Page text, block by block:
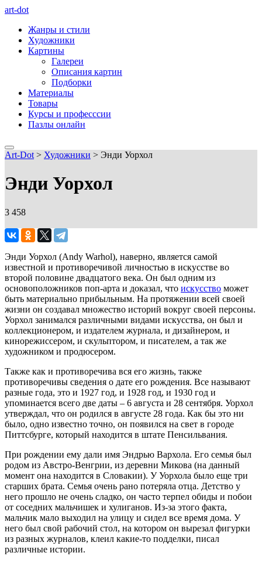
art-dot
Жанры и стили
Художники
Картины
Галереи
Описания картин
Подборки
Материалы
Товары
Курсы и професссии
Пазлы онлайн
Art-Dot > Художники > Энди Уорхол
Энди Уорхол
3 458
Энди Уорхол (Andy Warhol), наверно, является самой
известной и противоречивой личностью в искусстве во
второй половине двадцатого века. Он был одним из
основоположников поп-арта и доказал, что искусство может
быть материально прибыльным. На протяжении всей своей
жизни он создавал множество историй вокруг своей персоны.
Уорхол занимался различными видами искусства, он был и
коллекционером, и издателем журнала, и дизайнером, и
кинорежиссером, и скульптором, и писателем, а так же
художником и продюсером.
Также как и противоречива вся его жизнь, также
противоречивы сведения о дате его рождения. Все называют
разные года, это и 1927 год, и 1928 год, и 1930 год и
упоминается всего две даты – 6 августа и 28 сентября. Уорхол
утверждал, что он родился в августе 28 года. Как бы это ни
было, одно известно точно, он появился на свет в городе
Питтсбурге, который находится в штате Пенсильвания.
При рождении ему дали имя Эндрью Вархола. Его семья был
родом из Австро-Венгрии, из деревни Микова (на данный
момент она находится в Словакии). У Уорхола было еще три
старших брата. Семья очень рано потеряла отца. Детство у
него прошло не очень сладко, он часто терпел обиды и побои
от соседних мальчишек и хулиганов. Из-за этого факта,
мальчик мало выходил на улицу и сидел все время дома. У
него был свой рабочий стол, на котором он вырезал фигурки
из разных журналов, клеил какие-то подделки, писал
различные истории.